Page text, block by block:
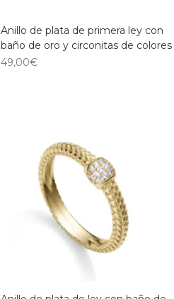
Anillo de plata de primera ley con
baño de oro y circonitas de colores
49,00€